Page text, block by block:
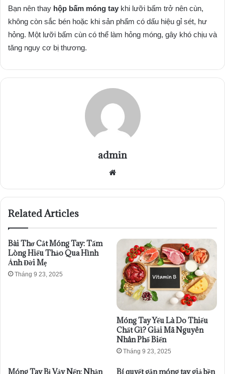
Bạn nên thay hộp bấm móng tay khi lưỡi bấm trở nên cùn,
không còn sắc bén hoặc khi sản phẩm có dấu hiệu gỉ sét, hư
hỏng. Một lưỡi bấm cùn có thể làm hỏng móng, gây khó chịu và
tăng nguy cơ bị thương.
admin
Website
Related Articles
Bài Thơ Cắt Móng Tay: Tấm
Lòng Hiếu Thảo Qua Hình
Ảnh Đời Mẹ
Tháng 9 23, 2025
Móng Tay Yếu Là Do Thiếu
Chất Gì? Giải Mã Nguyên
Nhân Phổ Biến
Tháng 9 23, 2025
Móng Tay Bị Vảy Nến: Nhận Bí quyết gắn móng tay giả bền